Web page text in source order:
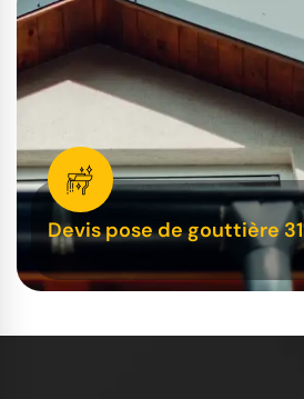
Devis pose de gouttière 31